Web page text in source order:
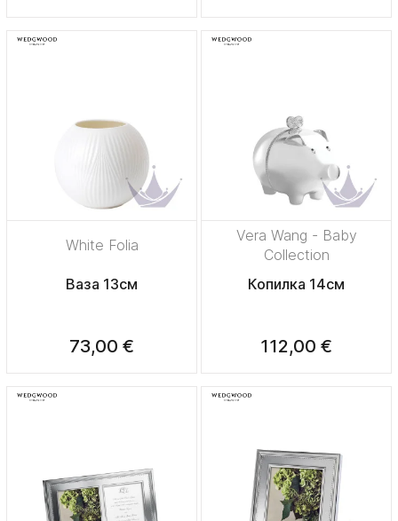
White Folia
Ваза 13см
73,00 €
Vera Wang - Baby
Collection
Копилка 14см
112,00 €